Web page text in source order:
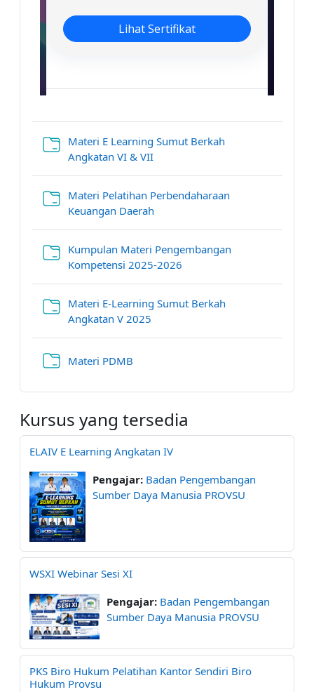
Materi E Learning Sumut Berkah
Angkatan VI & VIIFolder
Materi Pelatihan Perbendaharaan
Keuangan Daerah
Kumpulan Materi Pengembangan
Kompetensi 2025-2026
Materi E-Learning Sumut Berkah
Angkatan V 2025
Materi PDMB
Kursus yang tersedia
ELAIV E Learning Angkatan IV
Pengajar: Badan Pengembangan
Sumber Daya Manusia PROVSU
WSXI Webinar Sesi XI
Pengajar: Badan Pengembangan
Sumber Daya Manusia PROVSU
PKS Biro Hukum Pelatihan Kantor Sendiri Biro
Hukum Provsu